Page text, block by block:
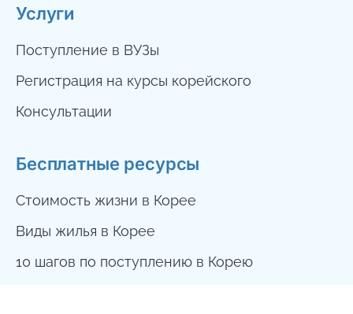
Услуги
Поступление в ВУЗы
Регистрация на курсы корейского
Консультации
Бесплатные ресурсы
Стоимость жизни в Корее
Виды жилья в Корее
10 шагов по поступлению в Корею